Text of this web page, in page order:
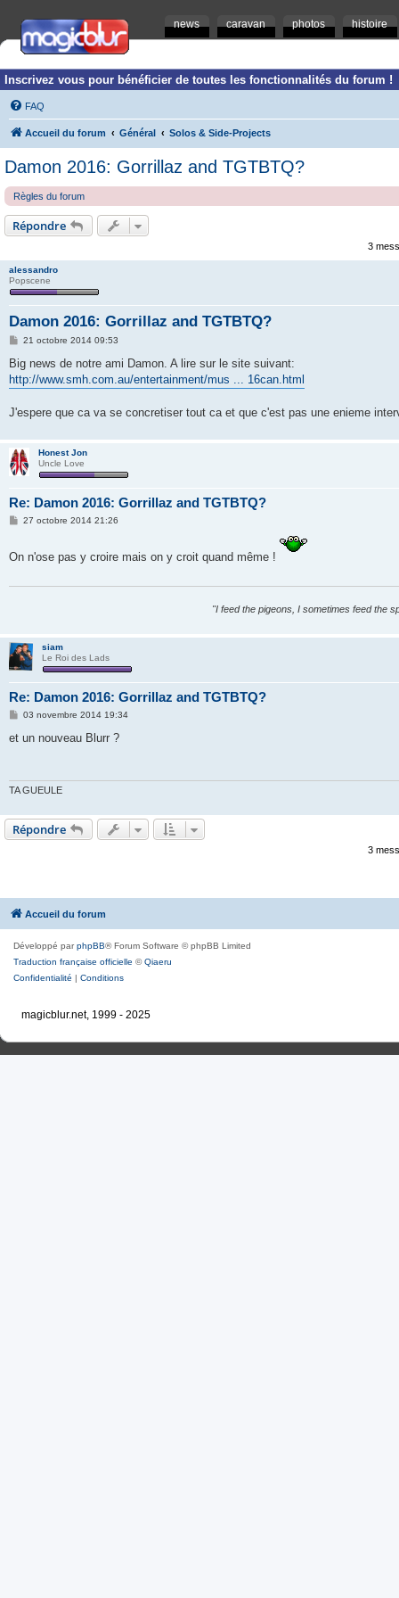
news caravan photos histoire
Inscrivez vous pour bénéficier de toutes les fonctionnalités du forum !
FAQ
Accueil du forum Général Solos & Side-Projects
Damon 2016: Gorrillaz and TGTBTQ?
Règles du forum
Répondre
3
alessandro
Popscene
Damon 2016: Gorrillaz and TGTBTQ?
M
s
s
a
21 octobre 2014 09:53
Big news de notre ami Damon. A lire sur le site suivant:
http://www.smh.com.au/entertainment/mus ... 16can.html
J'espere que ca va se concretiser tout ca et que c'est pas une enieme
Honest Jon
Uncle Love
Re: Damon 2016: Gorrillaz and TGTBTQ?
M
a
27 octobre 2014 21:26
On n'ose pas y croire mais on y croit quand même !
"I feed the pigeons, I sometimes feed the
siam
Le Roi des Lads
Re: Damon 2016: Gorrillaz and TGTBTQ?
M
s
03 novembre 2014 19:34
et un nouveau Blurr ?
TA GUEULE
Répondre
3
Accueil du forum
Développé parphpBB® Forum Software © phpBB Limited
Traduction française officielle ©Qiaeru
Confidentialité | Conditions
magicblur.net, 1999 - 2025